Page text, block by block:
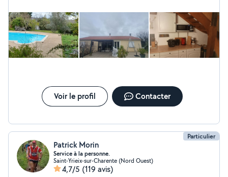
maîtriserions pas un domaine en particulier.
Voir le profil Contacter
Particulier
Patrick Morin
Service à la personne.
Saint-Yrieix-sur-Charente (Nord Ouest)
4,7/5 (119 avis)